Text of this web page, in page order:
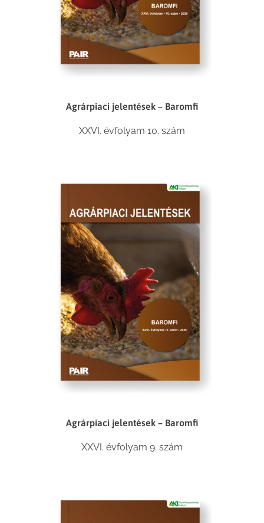
Agrárpiaci jelentések – Baromfi
XXVI. évfolyam 10. szám
Agrárpiaci jelentések – Baromfi
XXVI. évfolyam 9. szám